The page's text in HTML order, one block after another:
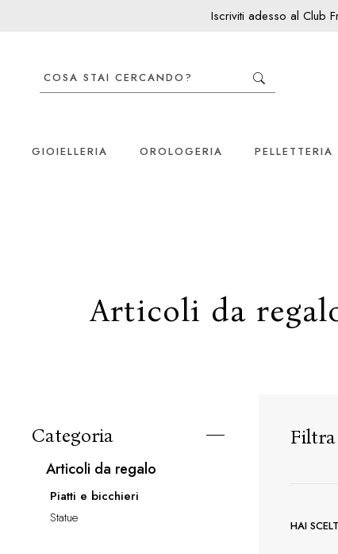
Iscriviti adesso al Club
GIOIELLERIA OROLOGERIA PELLETTERIA
Articoli da
Categoria
articoli da regalo
piatti e bicchieri
statue
HAI